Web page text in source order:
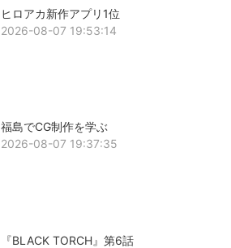
ヒロアカ新作アプリ1位
2026-08-07 19:53:14
福島でCG制作を学ぶ
2026-08-07 19:37:35
『BLACK TORCH』第6話